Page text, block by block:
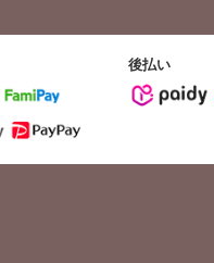
後払い